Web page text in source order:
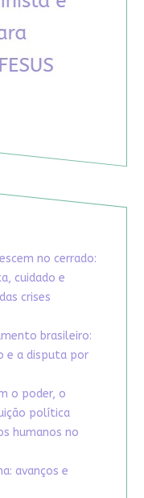
no cerrado:
cuidado e
crises
brasileiro:
e a disputa por
o poder, o
política
humanos no
avanços e